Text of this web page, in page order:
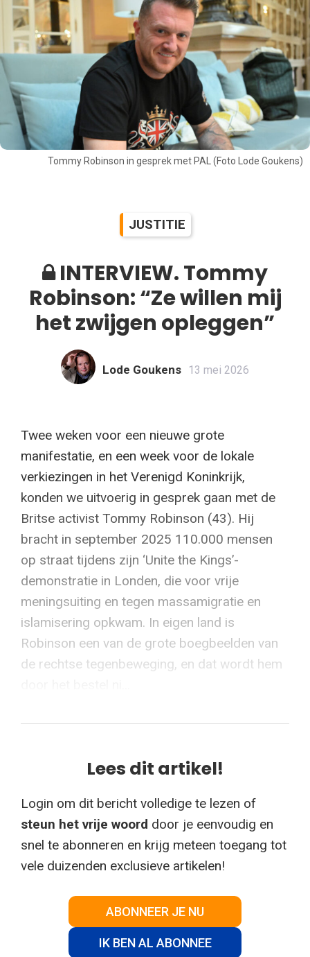
Tommy Robinson in gesprek met PAL (Foto Lode Goukens)
JUSTITIE
INTERVIEW. Tommy
Robinson: “Ze willen mij
het zwijgen opleggen”
Lode Goukens 13 mei 2026
Twee weken voor een nieuwe grote
manifestatie, en een week voor de lokale
verkiezingen in het Verenigd Koninkrijk,
konden we uitvoerig in gesprek gaan met de
Britse activist Tommy Robinson (43). Hij
bracht in september 2025 110.000 mensen
op straat tijdens zijn ‘Unite the Kings’-
demonstratie in Londen, die voor vrije
meningsuiting en tegen massamigratie en
islamisering opkwam. In eigen land is
Robinson een van de grote boegbeelden van
de rechtse tegenbeweging, en dat wordt hem
Lees dit artikel!
Login om dit bericht volledige te lezen of
steun het vrije woord door je eenvoudig en
snel te abonneren en krijg meteen toegang tot
vele duizenden exclusieve artikelen!
ABONNEER JE NU
IK BEN AL ABONNEE